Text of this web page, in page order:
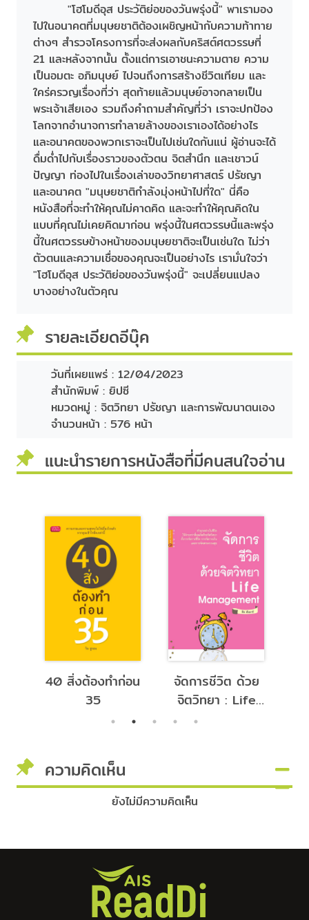
"โฮโมดีอุส ประวัติย่อของวันพรุ่งนี้" พาเรามอง
ไปในอนาคตที่มนุษยชาติต้องเผชิญหน้ากับความท้าทาย
ต่างๆ สำรวจโครงการที่จะส่งผลกับคริสต์ศตวรรษที่
21 และหลังจากนั้น ตั้งแต่การเอาชนะความตาย ความ
เป็นอมตะ อภิมนุษย์ ไปจนถึงการสร้างชีวิตเทียม และ
ใคร่ครวญเรื่องที่ว่า สุดท้ายแล้วมนุษย์อาจกลายเป็น
พระเจ้าเสียเอง รวมถึงคำถามสำคัญที่ว่า เราจะปกป้อง
โลกจากอำนาจการทำลายล้างของเราเองได้อย่างไร
และอนาคตของพวกเราจะเป็นไปเช่นใดกันแน่ ผู้อ่านจะได้
ดื่มด่ำไปกับเรื่องราวของตัวตน จิตสำนึก และเชาวน์
ปัญญา ท่องไปในเรื่องเล่าของวิทยาศาสตร์ ปรัชญา
และอนาคต "มนุษยชาติกำลังมุ่งหน้าไปที่ใด" นี่คือ
หนังสือที่จะทำให้คุณไม่คาดคิด และจะทำให้คุณคิดใน
แบบที่คุณไม่เคยคิดมาก่อน พรุ่งนี้ในศตวรรษนี้และพรุ่ง
นี้ในศตวรรษข้างหน้าของมนุษยชาติจะเป็นเช่นใด ไม่ว่า
ตัวตนและความเชื่อของคุณจะเป็นอย่างไร เรามั่นใจว่า
"โฮโมดีอุส ประวัติย่อของวันพรุ่งนี้" จะเปลี่ยนแปลง
บางอย่างในตัวคุณ
รายละเอียดอีบุ๊ค
วันที่เผยแพร่ : 12/04/2023
สำนักพิมพ์ : ยิปซี
หมวดหมู่ : จิตวิทยา ปรัชญา และการพัฒนาตนเอง
จำนวนหน้า : 576 หน้า
แนะนำรายการหนังสือที่มีคนสนใจอ่าน
40 สิ่งต้องทำก่อน
35
จัดการชีวิต ด้วย
จิตวิทยา : Life
Mangement
ความคิดเห็น
ยังไม่มีความคิดเห็น